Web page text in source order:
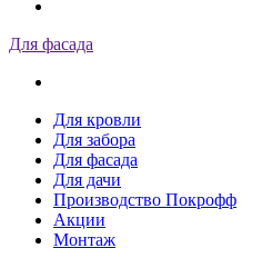
Для фасада
Для кровли
Для забора
Для фасада
Для дачи
Производство Покрофф
Акции
Монтаж